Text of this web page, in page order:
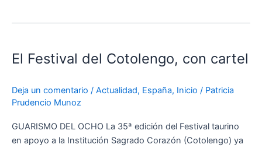
El Festival del Cotolengo, con cartel
Deja un comentario / Actualidad, España, Inicio / Patricia
Prudencio Munoz
GUARISMO DEL OCHO La 35ª edición del Festival taurino
en apoyo a la Institución Sagrado Corazón (Cotolengo) ya
del
con
cartel